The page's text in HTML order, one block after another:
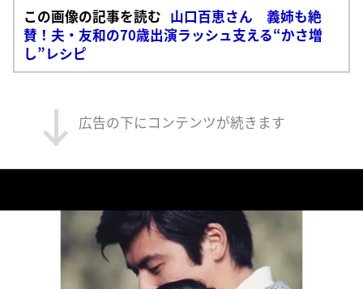
この画像の記事を読む 山口百恵さん 義姉も絶
賛！夫・友和の70歳出演ラッシュ支える“かさ増
し”レシピ
広告の下にコンテンツが続きます